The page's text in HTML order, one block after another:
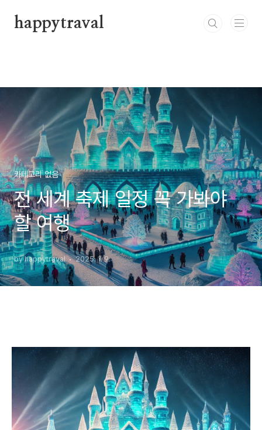
happytraval
카테고리 없음
전 세계 축제 일정 꼭 가봐야
할 여행
by happytraval 2025. 1. 9.